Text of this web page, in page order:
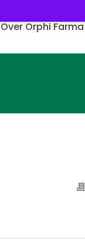
Over Orphi Farma